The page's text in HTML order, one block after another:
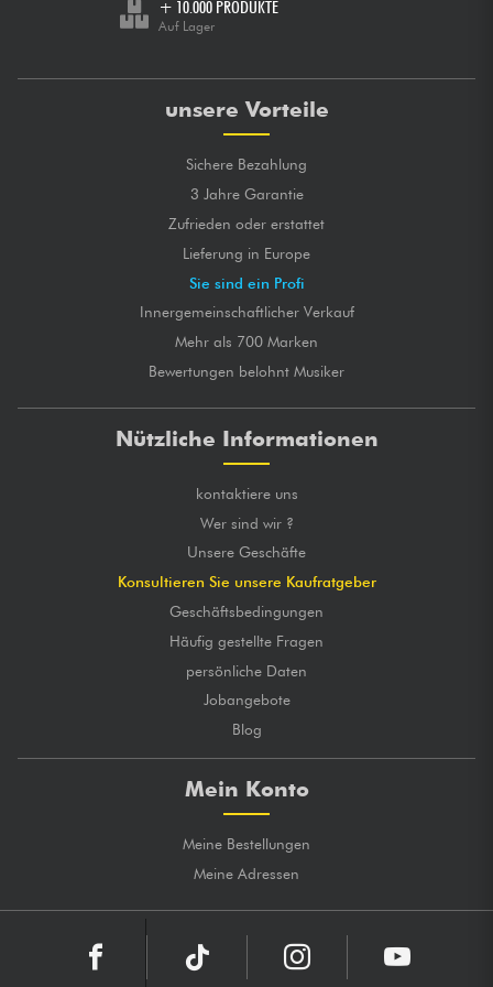
+ 10.000 PRODUKTE
Auf Lager
unsere Vorteile
Sichere Bezahlung
3 Jahre Garantie
Zufrieden oder erstattet
Lieferung in Europe
Sie sind ein Profi
Innergemeinschaftlicher Verkauf
Mehr als 700 Marken
Bewertungen belohnt Musiker
Nützliche Informationen
kontaktiere uns
Wer sind wir ?
Unsere Geschäfte
Konsultieren Sie unsere Kaufratgeber
Geschäftsbedingungen
Häufig gestellte Fragen
persönliche Daten
Jobangebote
Blog
Mein Konto
Meine Bestellungen
Meine Adressen